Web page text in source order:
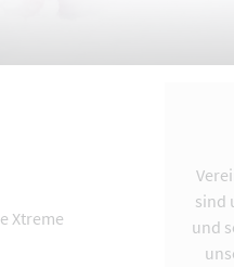
Xtreme
sind
und